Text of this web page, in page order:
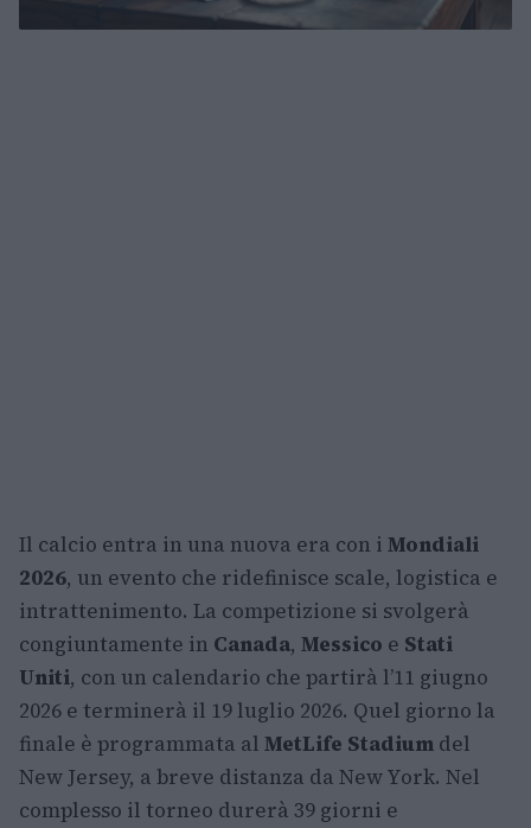
Il calcio entra in una nuova era con i Mondiali
2026, un evento che ridefinisce scale, logistica e
intrattenimento. La competizione si svolgerà
congiuntamente in Canada, Messico e Stati
Uniti, con un calendario che partirà l’11 giugno
2026 e terminerà il 19 luglio 2026. Quel giorno la
finale è programmata al MetLife Stadium del
New Jersey, a breve distanza da New York. Nel
complesso il torneo durerà 39 giorni e